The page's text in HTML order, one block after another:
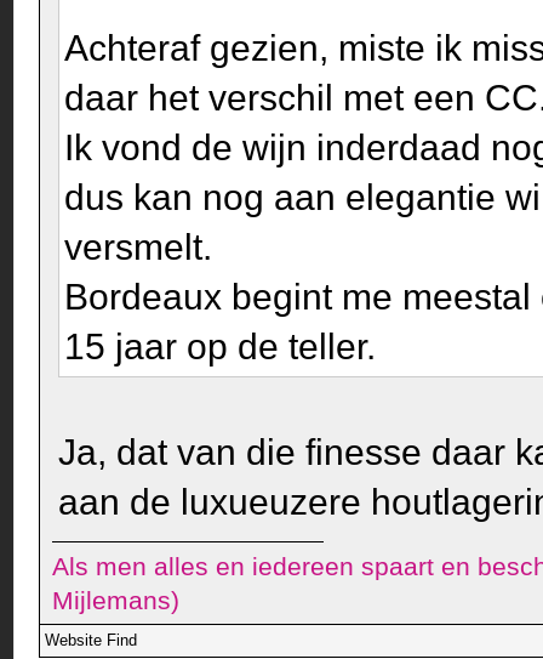
Achteraf gezien, miste ik
daar het verschil met een
Ik vond de wijn inderdaad
dus kan nog aan elegantie
versmelt.
Bordeaux begint me
15 jaar op de teller.
Ja, dat van die finesse daar
aan de luxueuzere
Als men alles en iedereen spaart en
Mijlemans)
Website Find